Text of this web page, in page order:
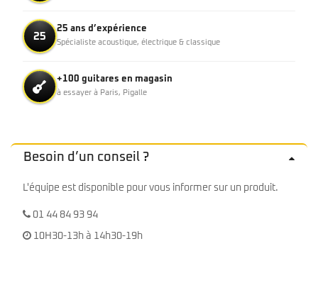
25
25 ans d’expérience
Spécialiste acoustique, électrique & classique
+100 guitares en magasin
à essayer à Paris, Pigalle
Besoin d’un conseil ?
L'équipe est disponible pour vous informer sur un produit.
01 44 84 93 94
10H30-13h à 14h30-19h